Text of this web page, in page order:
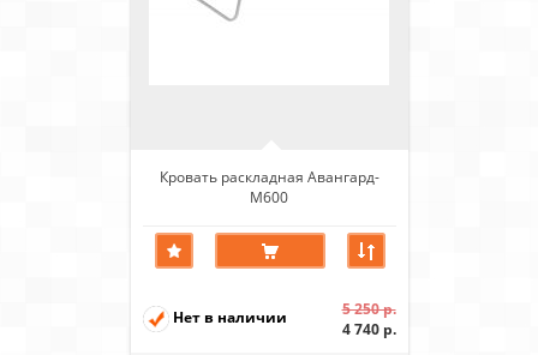
Кровать раскладная Авангард-
М600
Нет в наличии
5 250 р.
4 740 р.